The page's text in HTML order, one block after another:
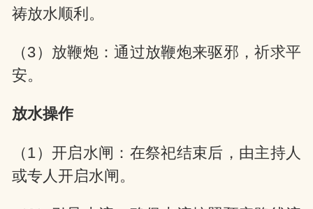
祷放水顺利。
（3）放鞭炮：通过放鞭炮来驱邪，祈求平
安。
放水操作
（1）开启水闸：在祭祀结束后，由主持人
或专人开启水闸。